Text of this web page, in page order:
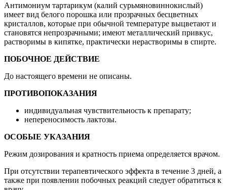
Антимониум тартарикум (калий сурьмяновиннокислый)
имеет вид белого порошка или прозрачных бесцветных
кристаллов, которые при обычной температуре выцветают и
становятся непрозрачными; имеют металлический привкус,
растворимы в кипятке, практически нерастворимы в спирте.
ПОБОЧНОЕ ДЕЙСТВИЕ
До настоящего времени не описаны.
ПРОТИВОПОКАЗАНИЯ
индивидуальная чувствительность к препарату;
непереносимость лактозы.
ОСОБЫЕ УКАЗАНИЯ
Режим дозирования и кратность приема определяется врачом.
При отсутствии терапевтического эффекта в течение 3 дней, а
также при появлении побочных реакций следует обратиться к